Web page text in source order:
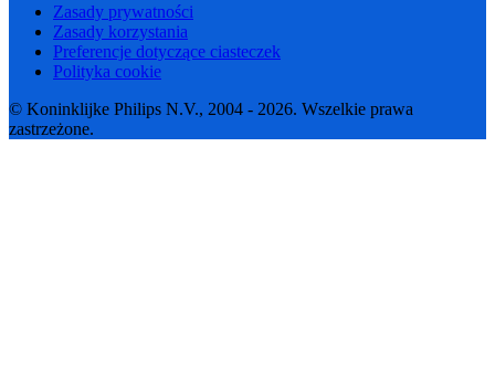
Zasady prywatności
Zasady korzystania
Preferencje dotyczące ciasteczek
Polityka cookie
© Koninklijke Philips N.V., 2004 - 2026. Wszelkie prawa
zastrzeżone.